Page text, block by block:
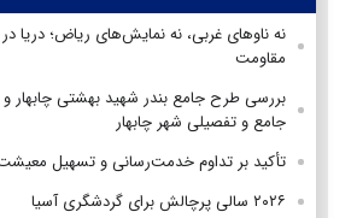
نه ناوهای غربی، نه نمایش‌های ریاض؛ دریا
مقاومت
بررسی طرح جامع بندر شهید بهشتی چابهار
جامع و تفصیلی شهر چابهار
تأکید بر تداوم خدمت‌رسانی و تسهیل
۲۰۲۶ سالی پرچالش برای گردشگری آسیا